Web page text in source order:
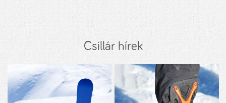
Csillár hírek